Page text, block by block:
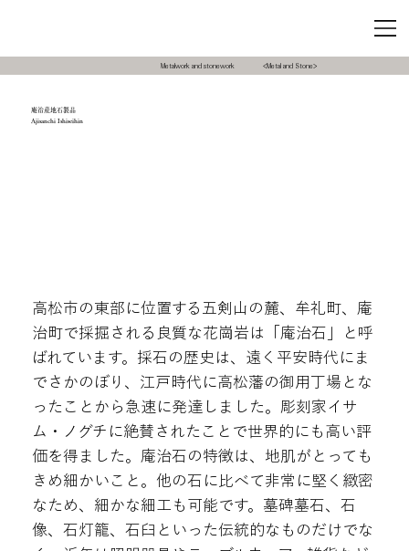
Metalwork and stonework <Metal and Stone>
庵治産地石製品
Ajisanchi Ishiseihin
高松市の東部に位置する五剣山の麓、牟礼町、庵
治町で採掘される良質な花崗岩は「庵治石」と呼
ばれています。採石の歴史は、遠く平安時代にま
でさかのぼり、江戸時代に高松藩の御用丁場とな
ったことから急速に発達しました。彫刻家イサ
ム・ノグチに絶賛されたことで世界的にも高い評
価を得ました。庵治石の特徴は、地肌がとっても
きめ細かいこと。他の石に比べて非常に堅く緻密
なため、細かな細工も可能です。墓碑墓石、石
像、石灯籠、石臼といった伝統的なものだけでな